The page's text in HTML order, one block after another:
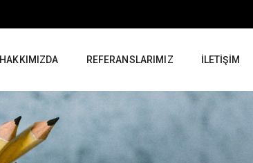
HAKKIMIZDA REFERANSLARIMIZ İLETIŞIM